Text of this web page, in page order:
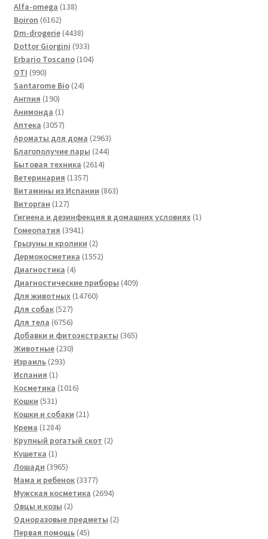
Alfa-omega 138138
Boiron 61626162
товара
Dm-drogerie 44384438
товаров
Dottor Giorgini 933933
товара
Erbario Toscano 104104
OTI 990990
товаров
Santarome Bio 2424
Англия 190190
товаров
Анимонда 11
товар
Аптека 30573057
товаров
Ароматы для дома 29632963
товара
Благополучие пары 244244
Бытовая техника 26142614
Ветеринария 13571357
товаров
Витамины из Испании 863863
Виторган 127127
товаров
Гигиена и дезинфекция в домашних условиях 11
Гомеопатия 39413941
товар
Грызуны и кролики 22
товара
Дермокосметика 15521552
Диагностика 44
товара
Диагностические приборы 409409
Для животных 1476014760
Для собак 527527
товаров
Для тела 67566756
товаров
Добавки и фитоэкстракты 365365
Животные 230230
Израиль 293293
Испания 11
товар
Косметика 10161016
Кошки 531531
товар
Кошки и собаки 2121
Крема 12841284
товара
Крупный рогатый скот 22
Кушетка 11
товар
Лошади 39653965
товаров
Мама и ребенок 33773377
товаров
Мужская косметика 26942694
Овцы и козы 22
товара
Одноразовые предметы 22
Первая помощь 4545